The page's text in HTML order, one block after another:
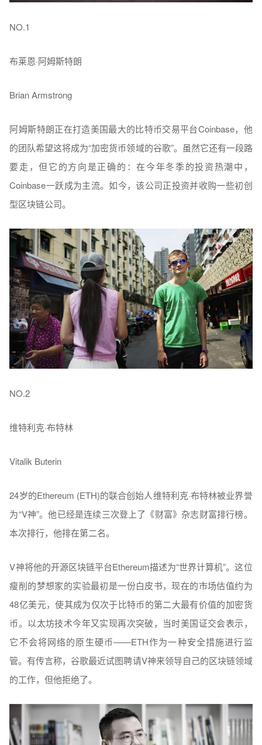
NO.1
布莱恩·阿姆斯特朗
Brian Armstrong
阿姆斯特朗正在打造美国最大的比特币交易平台Coinbase，他
的团队希望这将成为“加密货币领域的谷歌”。虽然它还有一段路
要走，但它的方向是正确的：在今年冬季的投资热潮中，
Coinbase一跃成为主流。如今，该公司正投资并收购一些初创
型区块链公司。
NO.2
维特利克·布特林
Vitalik Buterin
24岁的Ethereum (ETH)的联合创始人维特利克·布特林被业界誉
为“V神”。他已经是连续三次登上了《财富》杂志财富排行榜。
本次排行，他排在第二名。
V神将他的开源区块链平台Ethereum描述为“世界计算机”。这位
瘦削的梦想家的实验最初是一份白皮书，现在的市场估值约为
48亿美元，使其成为仅次于比特币的第二大最有价值的加密货
币。以太坊技术今年又实现再次突破，当时美国证交会表示，
它不会将网络的原生硬币——ETH作为一种安全措施进行监
管。有传言称，谷歌最近试图聘请V神来领导自己的区块链领域
的工作，但他拒绝了。